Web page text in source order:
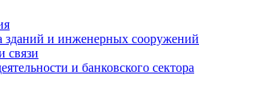
зданий и инженерных сооружений
связи
и банковского сектора